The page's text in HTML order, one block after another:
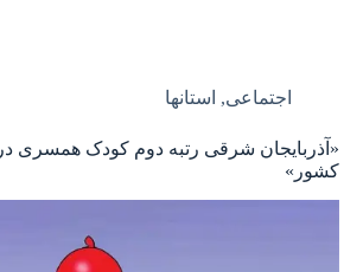
اجتماعی, استانها
«آذربایجان شرقی رتبه دوم کودک همسری در
کشور»